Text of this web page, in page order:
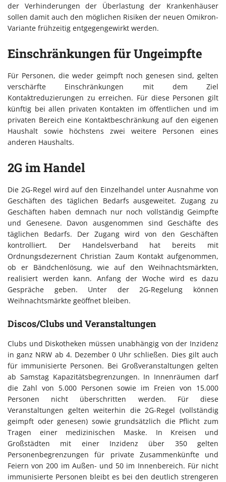
der Verhinderungen der Überlastung der Krankenhäuser
sollen damit auch den möglichen Risiken der neuen Omikron-
Variante frühzeitig entgegengewirkt werden.
Einschränkungen für Ungeimpfte
Für Personen, die weder geimpft noch genesen sind, gelten
verschärfte Einschränkungen mit dem Ziel
Kontaktreduzierungen zu erreichen. Für diese Personen gilt
künftig bei allen privaten Kontakten im öffentlichen und im
privaten Bereich eine Kontaktbeschränkung auf den eigenen
Haushalt sowie höchstens zwei weitere Personen eines
anderen Haushalts.
2G im Handel
Die 2G-Regel wird auf den Einzelhandel unter Ausnahme von
Geschäften des täglichen Bedarfs ausgeweitet. Zugang zu
Geschäften haben demnach nur noch vollständig Geimpfte
und Genesene. Davon ausgenommen sind Geschäfte des
täglichen Bedarfs. Der Zugang wird von den Geschäften
kontrolliert. Der Handelsverband hat bereits mit
Ordnungsdezernent Christian Zaum Kontakt aufgenommen,
ob er Bändchenlösung, wie auf den Weihnachtsmärkten,
realisiert werden kann. Anfang der Woche wird es dazu
Gespräche geben. Unter der 2G-Regelung können
Weihnachtsmärkte geöffnet bleiben.
Discos/Clubs und Veranstaltungen
Clubs und Diskotheken müssen unabhängig von der Inzidenz
in ganz NRW ab 4. Dezember 0 Uhr schließen. Dies gilt auch
für immunisierte Personen. Bei Großveranstaltungen gelten
ab Samstag Kapazitätsbegrenzungen. In Innenräumen darf
die Zahl von 5.000 Personen sowie im Freien von 15.000
Personen nicht überschritten werden. Für diese
Veranstaltungen gelten weiterhin die 2G-Regel (vollständig
geimpft oder genesen) sowie grundsätzlich die Pflicht zum
Tragen einer medizinischen Maske. In Kreisen und
Großstädten mit einer Inzidenz über 350 gelten
Personenbegrenzungen für private Zusammenkünfte und
Feiern von 200 im Außen- und 50 im Innenbereich. Für nicht
immunisierte Personen bleibt es bei den deutlich strengeren